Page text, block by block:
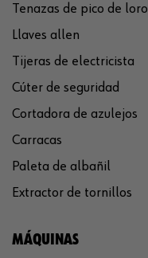
Tenazas de pico de loro
Llaves allen
Tijeras de electricista
Cúter de seguridad
Cortadora de azulejos
Carracas
Paleta de albañil
Extractor de tornillos
MÁQUINAS